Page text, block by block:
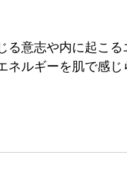
る意志や内に起こ
ネルギーを肌で感